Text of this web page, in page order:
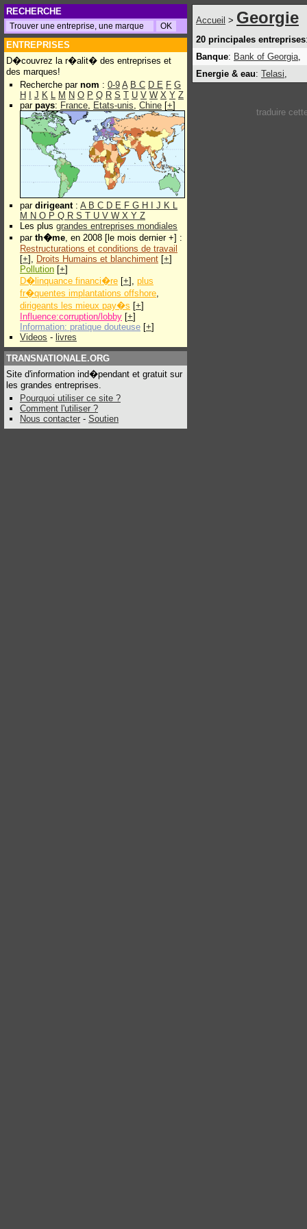
RECHERCHE
ENTREPRISES
D�couvrez la r�alit� des entreprises et
des marques!
Recherche par nom : 0-9 A B C D E F G
H
J K L M N O P Q R S T U V W X Y Z
par pays: France, Etats-unis, Chine [+]
par dirigeant: A B C D E F G H J K L
M N O P Q R S T U V W X Y Z
Les plus grandes entreprises mondiales
par th�me, en 2008 [le mois dernier +] :
Restructurations et conditions de travail
[+], Droits Humains et blanchiment [+]
Pollution [+]
D�linquance financi�re [+], plus
fr�quentes implantations offshore,
dirigeants les mieux pay�s [+]
Influence:corruption/lobby [+]
Information: pratique douteuse [+]
Videos - livres
TRANSNATIONALE.ORG
Site d'information ind�pendant et gratuit sur
les grandes entreprises.
Pourquoi utiliser ce site ?
Comment l'utiliser ?
Nous contacter - Soutien
Accueil > Georgie
20 principales entreprises
Banque: Bank of Georgia,
Energie & eau: Telasi,
traduire